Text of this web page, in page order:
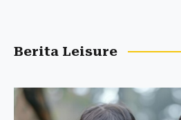
Berita Leisure